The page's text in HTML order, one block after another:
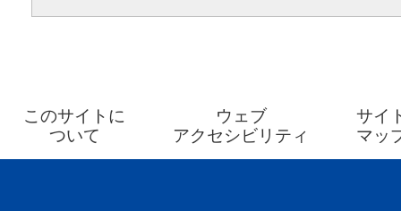
このサイトに
ついて
ウェブ
アクセシビリティ
サイ
マッ